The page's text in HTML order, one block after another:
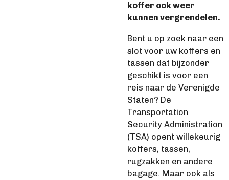
koffer ook weer
kunnen vergrendelen.
Bent u op zoek naar een
slot voor uw koffers en
tassen dat bijzonder
geschikt is voor een
reis naar de Verenigde
Staten? De
Transportation
Security Administration
(TSA) opent willekeurig
koffers, tassen,
rugzakken en andere
bagage. Maar ook als